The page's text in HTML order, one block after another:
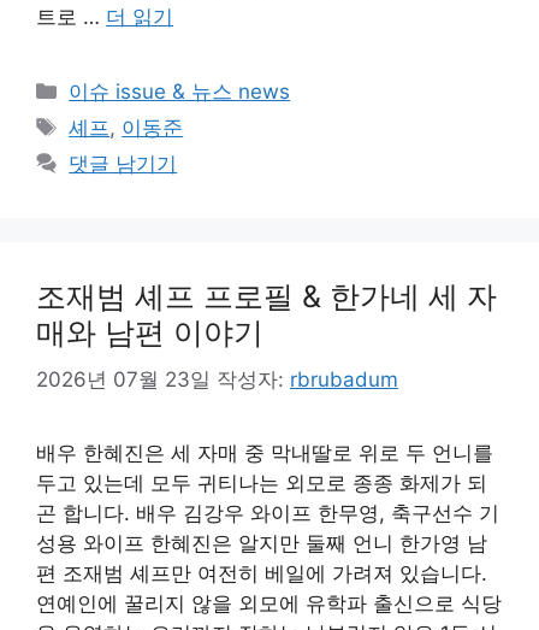
트로 … 더 읽기
카
테
리
이슈 issue & 뉴스 news
태
그
셰프, 이동준
댓글 남기기
조재범 셰프 프로필 & 한가네 세 자
매와 남편 이야기
2026년 07월 23일 작성자: rbrubadum
배우 한혜진은 세 자매 중 막내딸로 위로 두 언니를
두고 있는데 모두 귀티나는 외모로 종종 화제가 되
곤 합니다. 배우 김강우 와이프 한무영, 축구선수 기
성용 와이프 한혜진은 알지만 둘째 언니 한가영 남
편 조재범 셰프만 여전히 베일에 가려져 있습니다.
연예인에 꿀리지 않을 외모에 유학파 출신으로 식당